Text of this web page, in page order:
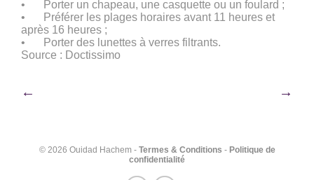
•
Porter un chapeau, une casquette ou un foulard ;
•
Préférer les plages horaires avant 11 heures et
après 16 heures ;
•
Porter des lunettes à verres filtrants.
Source : Doctissimo
Navigation
l’article
← →
© 2026 Ouidad Hachem - Termes & Conditions - Politique de
confidentialité